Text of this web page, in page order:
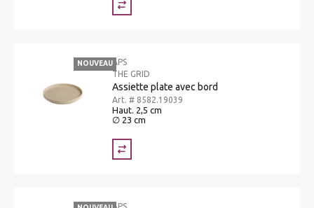
NOUVEAUAPS
THE GRID
Assiette plate avec bord
Art. # 8582.19039
Haut. 2,5 cm
∅ 23 cm
APS